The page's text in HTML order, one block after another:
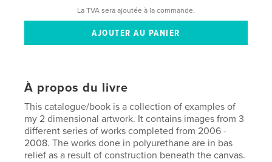
La TVA sera ajoutée à la commande.
À propos du livre
This catalogue/book is a collection of examples of
my 2 dimensional artwork. It contains images from 3
different series of works completed from 2006 -
2008. The works done in polyurethane are in bas
relief as a result of construction beneath the canvas.